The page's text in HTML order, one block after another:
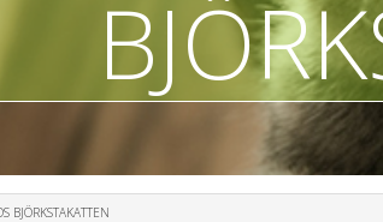
BJÖRKSTAKATTEN